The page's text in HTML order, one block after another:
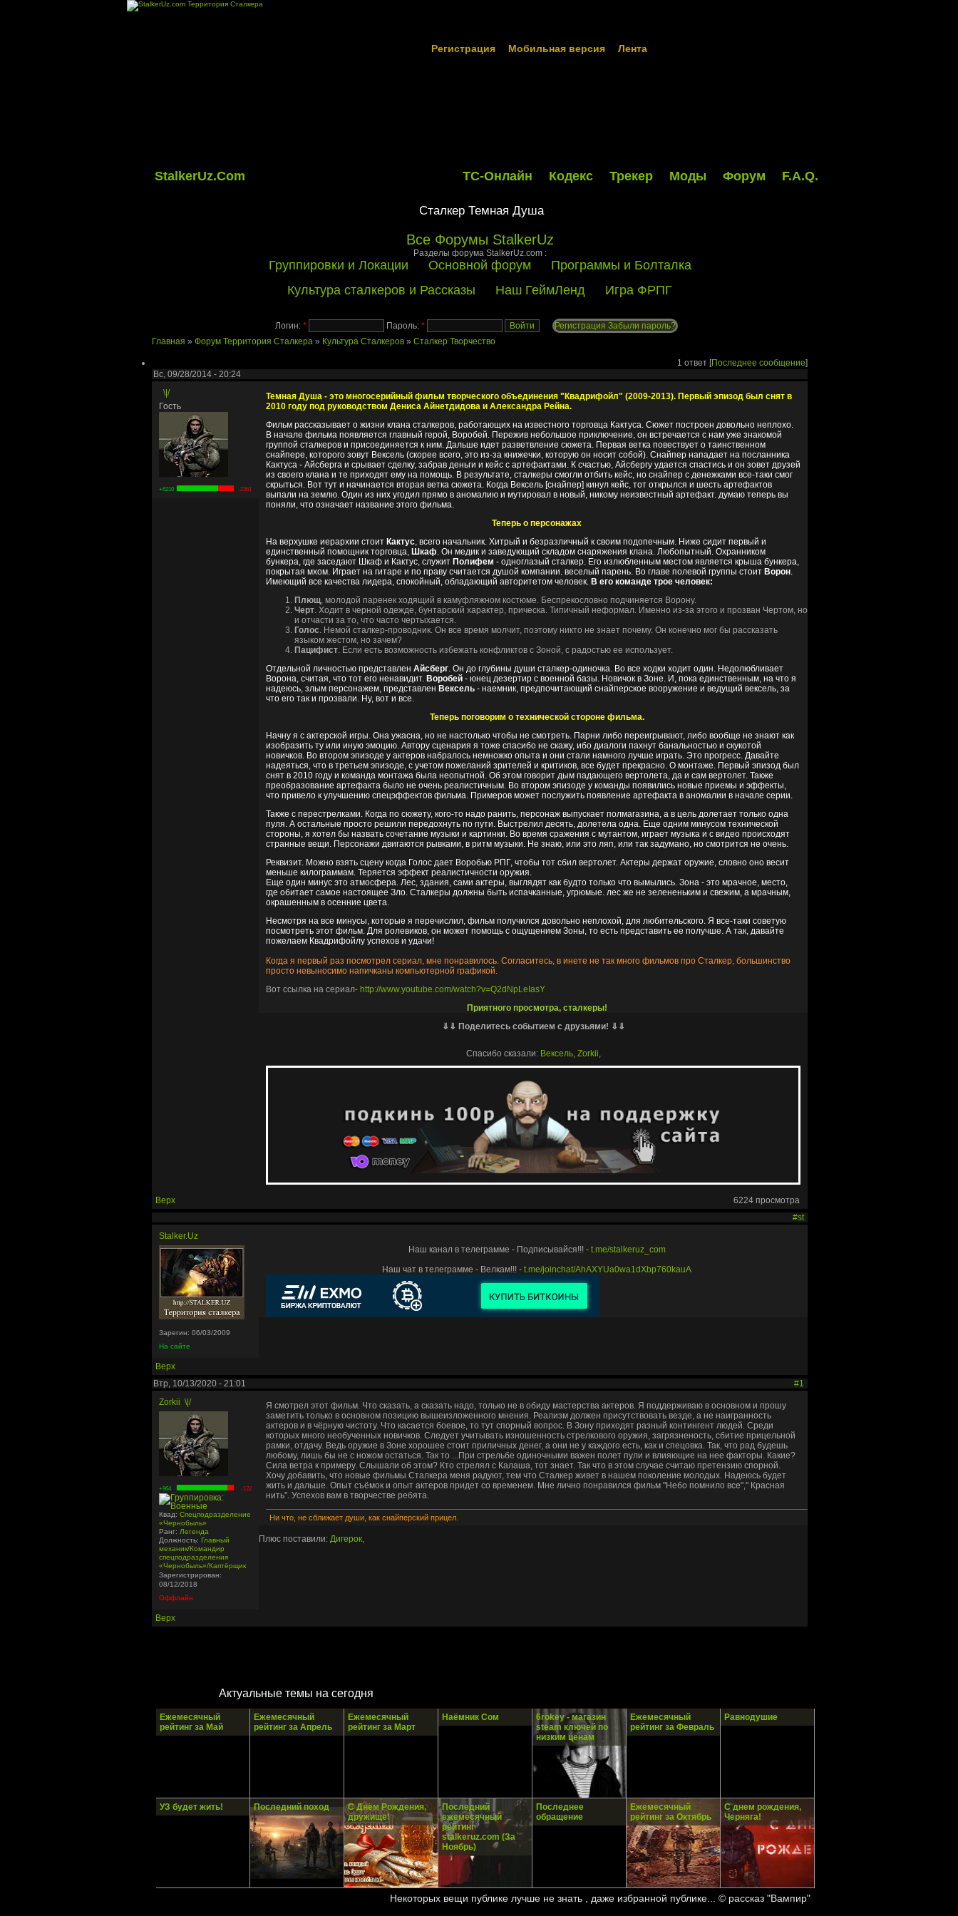
Регистрация Мобильная версия Лента
StalkerUz.Com ТС-Онлайн Кодекс Трекер Моды Форум F.A.Q.
Сталкер Темная Душа
Все Форумы StalkerUz
Разделы форума StalkerUz.com :
Группировки и Локации Основной форум
Программы и Болталка
Культура сталкеров и Рассказы
Наш ГеймЛенд Игра ФРПГ
Логин: * Пароль: * Регистрация Забыли пароль?
Главная » Форум Территория Сталкера » Культура Сталкеров » Сталкер Творчество
1 ответ [Последнее сообщение]
Вс, 09/28/2014 - 20:24
\|/
Гость
+6210 -2361
Темная Душа - это многосерийный фильм творческого объединения "Квадрифойл" (2009-2013). Первый эпизод был снят в
2010 году под руководством Дениса Айнетдидова и Александра Рейна.
Фильм рассказывает о жизни клана сталкеров, работающих на известного торговца Кактуса. Сюжет построен довольно неплохо.
В начале фильма появляется главный герой, Воробей. Пережив небольшое приключение, он встречается с нам уже знакомой
группой сталкеров и присоединяется к ним. Дальше идет разветвление сюжета. Первая ветка повествует о таинственном
снайпере, которого зовут Вексель (скорее всего, это из-за книжечки, которую он носит собой). Снайпер нападает на посланника
Кактуса - Айсберга и срывает сделку, забрав деньги и кейс с артефактами. К счастью, Айсбергу удается спастись и он зовет друзей
из своего клана и те приходят ему на помощь. В результате, сталкеры смогли отбить кейс, но снайпер с денежками все-таки смог
скрыться. Вот тут и начинается вторая ветка сюжета. Когда Вексель [снайпер] кинул кейс, тот открылся и шесть артефактов
выпали на землю. Один из них угодил прямо в аномалию и мутировал в новый, никому неизвестный артефакт. думаю теперь вы
поняли, что означает название этого фильма.
Теперь о персонажах
На верхушке иерархии стоит Кактус, всего начальник. Хитрый и безразличный к своим подопечным. Ниже сидит первый и
единственный помощник торговца, Шкаф. Он медик и заведующий складом снаряжения клана. Любопытный. Охранником
бункера, где заседают Шкаф и Кактус, служит Полифем - одноглазый сталкер. Его излюбленным местом является крыша бункера,
покрытая мхом. Играет на гитаре и по праву считается душой компании. веселый парень. Во главе полевой группы стоит Ворон.
Имеющий все качества лидера, спокойный, обладающий авторитетом человек. В его команде трое человек:
Плющ, молодой паренек ходящий в камуфляжном костюме. Беспрекословно подчиняется Ворону.
Черт. Ходит в черной одежде, бунтарский характер, прическа. Типичный неформал. Именно из-за этого и прозван Чертом, но
и отчасти за то, что часто чертыхается.
Голос. Немой сталкер-проводник. Он все время молчит, поэтому никто не знает почему. Он конечно мог бы рассказать
языком жестом, но зачем?
Пацифист. Если есть возможность избежать конфликтов с Зоной, с радостью ее использует.
Отдельной личностью представлен Айсберг. Он до глубины души сталкер-одиночка. Во все ходки ходит один. Недолюбливает
Ворона, считая, что тот его ненавидит. Воробей - юнец дезертир с военной базы. Новичок в Зоне. И, пока единственным, на что я
надеюсь, злым персонажем, представлен Вексель - наемник, предпочитающий снайперское вооружение и ведущий вексель, за
что его так и прозвали. Ну, вот и все.
Теперь поговорим о технической стороне фильма.
Начну я с актерской игры. Она ужасна, но не настолько чтобы не смотреть. Парни либо переигрывают, либо вообще не знают как
изобразить ту или иную эмоцию. Автору сценария я тоже спасибо не скажу, ибо диалоги пахнут банальностью и скукотой
новичков. Во втором эпизоде у актеров набралось немножко опыта и они стали намного лучше играть. Это прогресс. Давайте
надеяться, что в третьем эпизоде, с учетом пожеланий зрителей и критиков, все будет прекрасно. О монтаже. Первый эпизод был
снят в 2010 году и команда монтажа была неопытной. Об этом говорит дым падающего вертолета, да и сам вертолет. Также
преобразование артефакта было не очень реалистичным. Во втором эпизоде у команды появились новые приемы и эффекты,
что привело к улучшению спецэффектов фильма. Примеров может послужить появление артефакта в аномалии в начале серии.
Также с перестрелками. Когда по сюжету, кого-то надо ранить, персонаж выпускает полмагазина, а в цель долетает только одна
пуля. А остальные просто решили передохнуть по пути. Выстрелил десять, долетела одна. Еще одним минусом технической
стороны, я хотел бы назвать сочетание музыки и картинки. Во время сражения с мутантом, играет музыка и с видео происходят
странные вещи. Персонажи двигаются рывками, в ритм музыки. Не знаю, или это ляп, или так задумано, но смотрится не очень.
Реквизит. Можно взять сцену когда Голос дает Воробью РПГ, чтобы тот сбил вертолет. Актеры держат оружие, словно оно весит
меньше килограммам. Теряется эффект реалистичности оружия.
Еще один минус это атмосфера. Лес, здания, сами актеры, выглядят как будто только что вымылись. Зона - это мрачное, место,
где обитает самое настоящее Зло. Сталкеры должны быть испачканные, угрюмые. лес же не зелененьким и свежим, а мрачным,
окрашенным в осенние цвета.
Несмотря на все минусы, которые я перечислил, фильм получился довольно неплохой, для любительского. Я все-таки советую
посмотреть этот фильм. Для ролевиков, он может помощь с ощущением Зоны, то есть представить ее получше. А так, давайте
пожелаем Квадрифойлу успехов и удачи!
Когда я первый раз посмотрел сериал, мне понравилось. Согласитесь, в инете не так много фильмов про Сталкер, большинство
просто невыносимо напичканы компьютерной графикой.
Вот ссылка на сериал- http://www.youtube.com/watch?v=Q2dNpLeIasY
Приятного просмотра, сталкеры!
⇓⇓ Поделитесь событием с друзьями! ⇓⇓
Спасибо сказали: Вексель, Zorkii,
Верх
6224 просмотра
#st
Stalker.Uz
Зарегин: 06/03/2009
На сайте
Наш канал в телеграмме - Подписывайся!!! - t.me/stalkeruz_com
Наш чат в телеграмме - Велкам!!! - t.me/joinchat/AhAXYUa0wa1dXbp760kauA
Верх
Втр, 10/13/2020 - 21:01
#1
Zorkii \|/
+964 -122
Квад: Спецподразделение
«Чернобыль»
Ранг: Легенда
Должность: Главный
механик/Командир
спецподразделения
«Чернобыль»/Каптёрщик
Зарегистрирован:
08/12/2018
Оффлайн
Я смотрел этот фильм. Что сказать, а сказать надо, только не в обиду мастерства актеров. Я поддерживаю в основном и прошу
заметить только в основном позицию вышеизложенного мнения. Реализм должен присутствовать везде, а не наигранность
актеров и в чёрную чистоту. Что касается боевое, то тут спорный вопрос. В Зону приходят разный контингент людей. Среди
которых много необученных новичков. Следует учитывать изношенность стрелкового оружия, загрязненость, сбитие прицельной
рамки, отдачу. Ведь оружие в Зоне хорошее стоит приличных денег, а они не у каждого есть, как и спецовка. Так, что рад будешь
любому, лишь бы не с ножом остаться. Так то ...При стрельбе одиночными важен полет пули и влияющие на нее факторы. Какие?
Сила ветра к примеру. Слышали об этом? Кто стрелял с Калаша, тот знает. Так что в этом случае считаю претензию спорной.
Хочу добавить, что новые фильмы Сталкера меня радуют, тем что Сталкер живет в нашем поколение молодых. Надеюсь будет
жить и дальше. Опыт съёмок и опыт актеров придет со временем. Мне лично понравился фильм "Небо помнило все"," Красная
нить". Успехов вам в творчестве ребята.
Ни что, не сближает души, как снайперский прицел.
Плюс поставили: Дигерок
Верх
Актуальные темы на сегодня
Ежемесячный
рейтинг за Май
Ежемесячный
рейтинг за Апрель
Ежемесячный
рейтинг за Март
Наёмник Сом
6rokey - магазин
steam ключей по
низким ценам
Ежемесячный
рейтинг за Февраль
Равнодушие
УЗ будет жить! Последний поход
С Днём Рождения,
дружище!
Последний
ежемесячный
рейтинг
stalkeruz.com (За
Ноябрь)
Последнее
обращение
Ежемесячный
рейтинг за Октябрь
С днем рождения,
Черняга!
Некоторых вещи публике лучше не знать , даже избранной публике... © рассказ "Вампир"